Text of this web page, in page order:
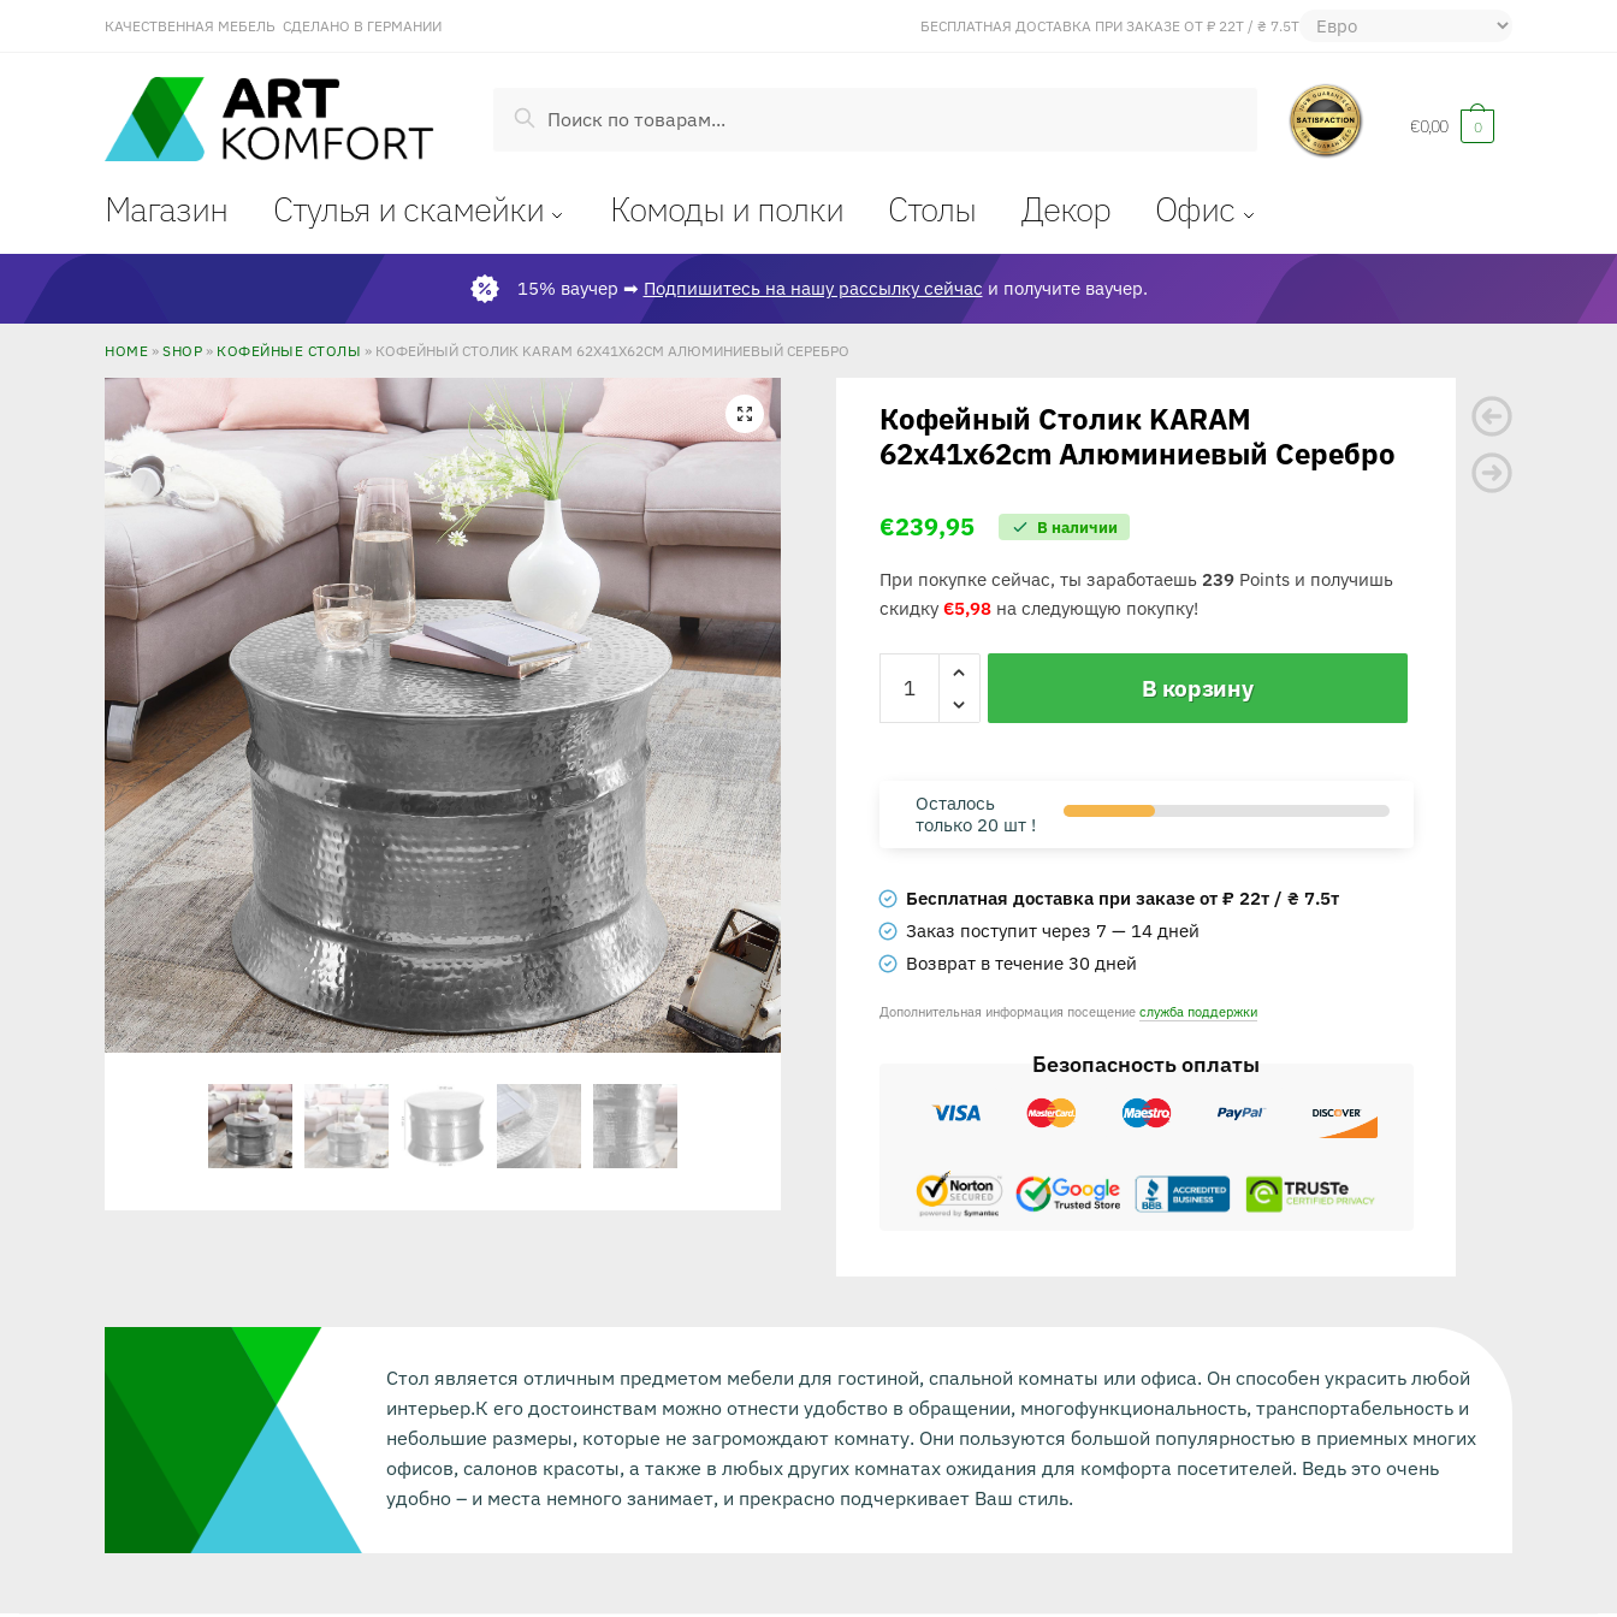
КАЧЕСТВЕННАЯ МЕБЕЛЬ СДЕЛАНО В ГЕРМАНИИ БЕСПЛАТНАЯ ДОСТАВКА ПРИ ЗАКАЗЕ ОТ ₽ 22Т / ₴ 7.5Т
Поиск €0,00 0
Магазин Стулья и скамейки Комоды и полки Столы Декор Oфис
15% ваучер ➡ Подпишитесь на нашу рассылку сейчаси получите ваучер.
HOME »SHOP » КОФЕЙНЫЕ СТОЛЫ » КОФЕЙНЫЙ СТОЛИК KARAM 62X41X62CM АЛЮМИНИЕВЫЙ СЕРЕБРО
🔍
Кофейный Столик KARAM
62x41x62cm Алюминиевый Серебро
€239,95 В наличии
При покупке сейчас, ты заработаешь 239Points и получишь
скидку €5,98на следующую покупку!
В корзину
Осталось
только 20 шт !
Бесплатная доставка при заказе от ₽ 22т / ₴ 7.5т
Заказ поступит через 7 — 14 дней
Возврат в течение 30 дней
Дополнительная информация посещение служба поддержки
Безопасность оплаты
Стол является отличным предметом мебели для гостиной, спальной комнаты или офиса. Он способен украсить любой
интерьер.К его достоинствам можно отнести удобство в обращении, многофункциональность, транспортабельность и
небольшие размеры, которые не загромождают комнату. Они пользуются большой популярностью в приемных многих
офисов, салонов красоты, а также в любых других комнатах ожидания для комфорта посетителей. Ведь это очень
удобно – и места немного занимает, и прекрасно подчеркивает Ваш стиль.